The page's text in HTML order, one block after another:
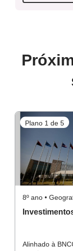
Plano 1 de 5
8º ano •
Alinhado à